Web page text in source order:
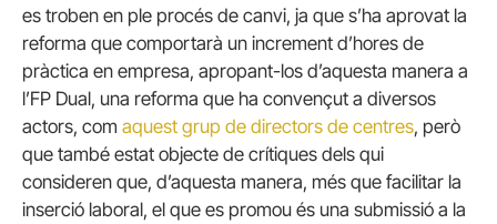
es troben en ple procés de canvi, ja que s’ha aprovat la
reforma que comportarà un increment d’hores de
pràctica en empresa, apropant-los d’aquesta manera a
l’FP Dual, una reforma que ha convençut a diversos
actors, com aquest grup de directors de centres, però
que també estat objecte de crítiques dels qui
consideren que, d’aquesta manera, més que facilitar la
inserció laboral, el que es promou és una submissió a la